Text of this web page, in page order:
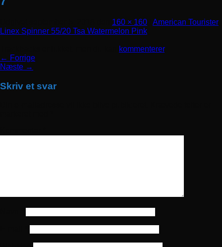
160 × 160
American Tourister
Linex Spinner 55/20 Tsa Watermelon Pink
kommenterer.
← Forrige
Næste →
Skriv et svar